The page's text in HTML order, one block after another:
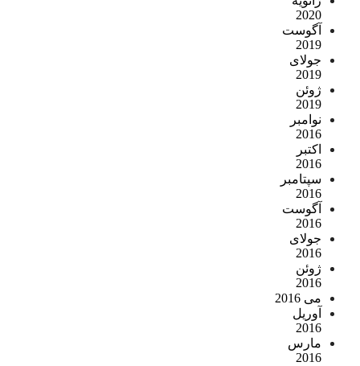
2020
آگوست
2019
جولای
2019
ژوئن
2019
نوامبر
2016
اکتبر
2016
سپتامبر
2016
آگوست
2016
جولای
2016
ژوئن
2016
می 2016
آوریل
2016
مارس
2016